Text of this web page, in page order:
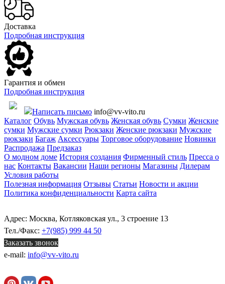
Доставка
Подробная инструкция
Гарантия и обмен
Подробная инструкция
Написать письмо info@vv-vito.ru
Каталог Обувь Мужская обувь Женская обувь Сумки Женские
сумки Мужские сумки Рюкзаки Женские рюкзаки Мужские
рюкзаки Багаж Аксессуары Торговое оборудование Новинки
Распродажа Предзаказ
О модном доме История создания Фирменный стиль Пресса о
нас Контакты Вакансии Наши регионы Магазины Дилерам
Условия работы
Полезная информация Отзывы Статьи Новости и акции
Политика конфиденциальности Карта сайта
Адрес: Москва, Котляковская ул., 3 строение 13
Тел./Факс: +7(985) 999 44 50
Заказать звонок
e-mail: info@vv-vito.ru